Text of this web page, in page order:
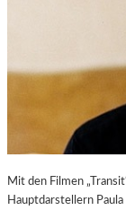
Mit den Filmen
Hauptdarstellern